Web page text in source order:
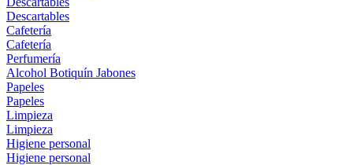
Descartables
Cafetería
Cafetería
Perfumería
Alcohol Botiquín Jabones
Papeles
Papeles
Limpieza
Limpieza
Higiene personal
Higiene personal